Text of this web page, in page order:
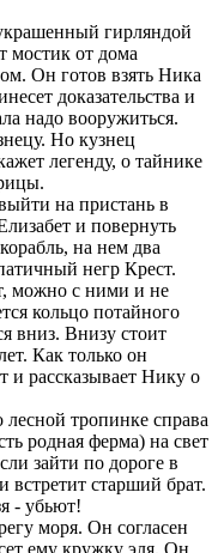
гирляндой
мостик от дома
Он готов взять Ника
доказательства и
надо вооружиться.
Но кузнец
легенду, о тайнике
на пристань в
и повернуть
на нем два
негр Крест.
можно с ними и не
кольцо потайного
вниз. Внизу стоит
Как только он
и рассказывает Нику о
тропинке справа
родная ферма) на свет
зайти по дороге в
старший брат.
- убьют!
моря. Он согласен
ему кружку эля. Он